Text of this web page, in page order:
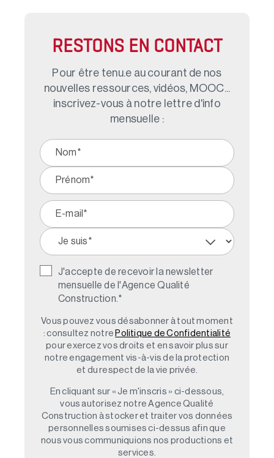
RESTONS EN CONTACT
Pour être tenu.e au courant de nos
nouvelles ressources, vidéos, MOOC...
inscrivez-vous à notre lettre d'info
mensuelle :
J'accepte de recevoir la newsletter
mensuelle de l'Agence Qualité
Construction. *
Vous pouvez vous désabonner à tout moment
: consultez notre Politique de Confidentialité
pour exercez vos droits et en savoir plus sur
notre engagement vis-à-vis de la protection
et du respect de la vie privée.
En cliquant sur « Je m'inscris » ci-dessous,
vous autorisez notre Agence Qualité
Construction à stocker et traiter vos données
personnelles soumises ci-dessus afin que
nous vous communiquions nos productions et
services.